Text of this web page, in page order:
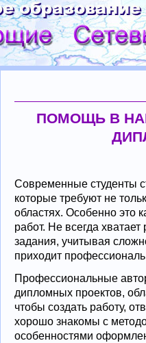
ПОМОЩЬ В
Современные студенты
которые требуют не
областях. Особенно это
работ. Не всегда
задания, учитывая
приходит
Профессиональные
дипломных проектов,
чтобы создать работу,
хорошо знакомы с
особенностями